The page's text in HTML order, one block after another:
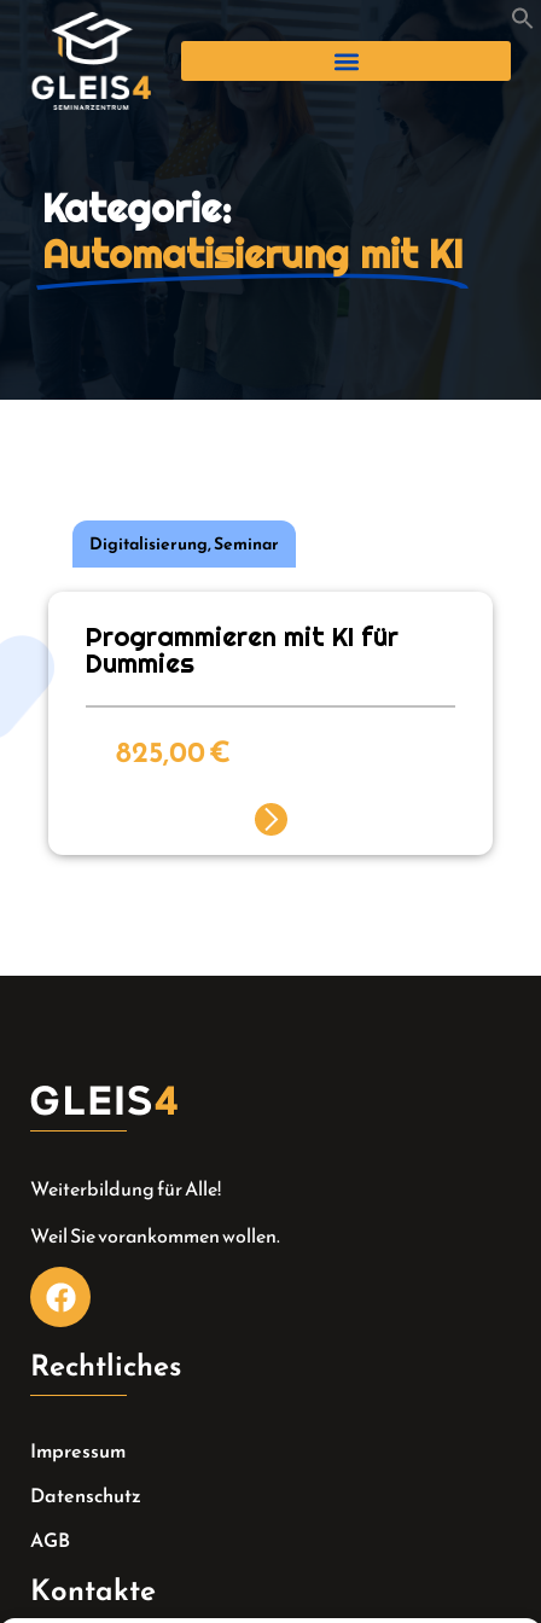
Kategorie:
Automatisierung mit KI
Digitalisierung,Seminar
Programmieren mit KI für
Dummies
825,00€
Weiterbildung für Alle!
Weil Sie vorankommen wollen.
Rechtliches
Impressum
Datenschutz
AGB
Kontakte